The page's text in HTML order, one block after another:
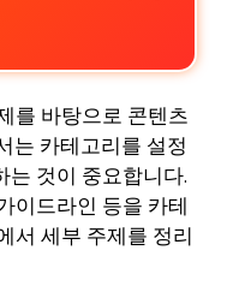
를 바탕으로 콘텐츠
는 카테고리를 설정
는 것이 중요합니다.
이드라인 등을 카테
서 세부 주제를 정리